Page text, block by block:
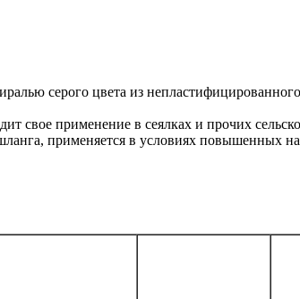
серого цвета из
свое применение в сеялках и прочих
применяется в условиях повышенных